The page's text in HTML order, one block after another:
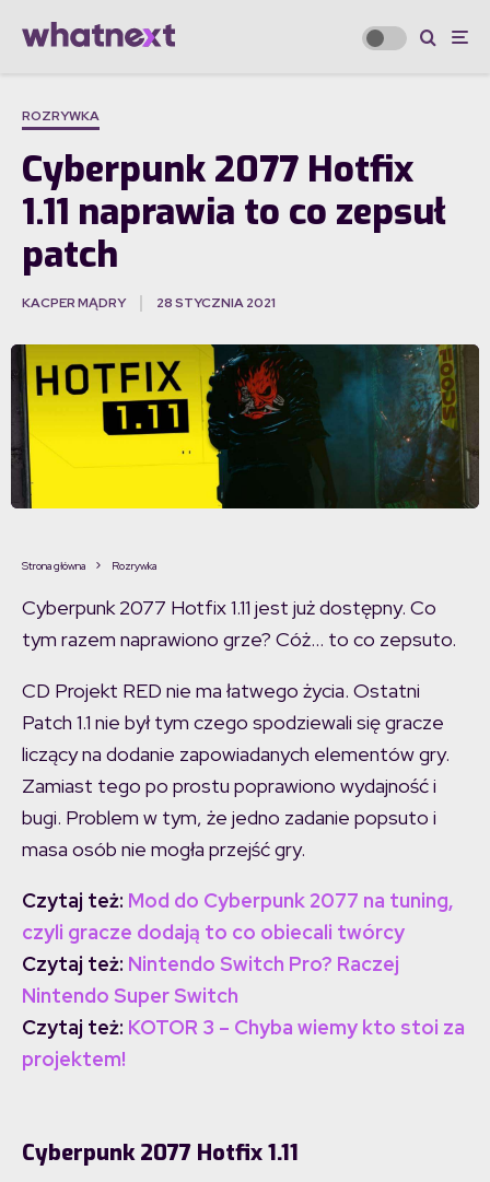
ROZRYWKA
Cyberpunk 2077 Hotfix
1.11 naprawia to co zepsuł
patch
KACPER MĄDRY 28 STYCZNIA 2021
Strona główna Rozrywka
Cyberpunk 2077 Hotfix 1.11 jest już dostępny. Co
tym razem naprawiono grze? Cóż… to co zepsuto.
CD Projekt RED nie ma łatwego życia. Ostatni
Patch 1.1 nie był tym czego spodziewali się gracze
liczący na dodanie zapowiadanych elementów gry.
Zamiast tego po prostu poprawiono wydajność i
bugi. Problem w tym, że jedno zadanie popsuto i
masa osób nie mogła przejść gry.
Czytaj też: Mod do Cyberpunk 2077 na tuning,
czyli gracze dodają to co obiecali twórcy
Czytaj też: Nintendo Switch Pro? Raczej
Nintendo Super Switch
Czytaj też: KOTOR 3 – Chyba wiemy kto stoi za
projektem!
Cyberpunk 2077 Hotfix 1.11